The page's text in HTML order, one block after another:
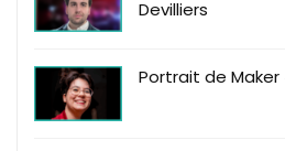
Devilliers
Portrait de Maker